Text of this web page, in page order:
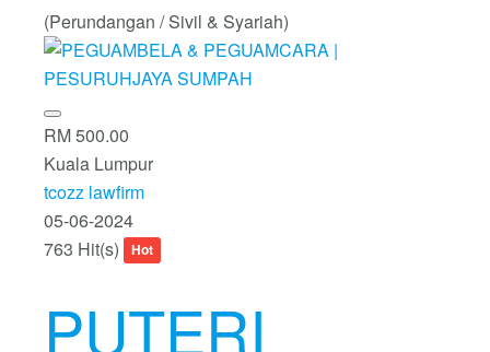
(Perundangan / Sivil & Syariah)
RM 500.00
Kuala Lumpur
tcozz lawfirm
05-06-2024
763 Hit(s)
Hot
PUTERI